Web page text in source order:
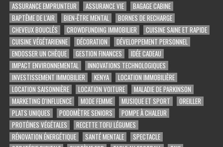
ASSURANCE EMPRUNTEUR
ASSURANCE VIE
BAGAGE CABINE
BAPTÊME DE L'AIR
BIEN-ÊTRE MENTAL
BORNES DE RECHARGE
CHEVEUX BOUCLÉS
CROWDFUNDING IMMOBILIER
CUISINE SAINE ET RAPIDE
CUISINE VÉGÉTARIENNE
DÉCORATION
DÉVELOPPEMENT PERSONNEL
ENDOSSER UN CHÈQUE
GESTION FINANCES
IDÉE CADEAU
IMPACT ENVIRONNEMENTAL
INNOVATIONS TECHNOLOGIQUES
INVESTISSEMENT IMMOBILIER
KENYA
LOCATION IMMOBILIÈRE
LOCATION SAISONNIÈRE
LOCATION VOITURE
MALADIE DE PARKINSON
MARKETING D'INFLUENCE
MODE FEMME MUSIQUE ET SPORT
OREILLER
PLATS UNIQUES
PODOMÈTRE SENIORS
POMPE À CHALEUR
PROTÉINES VÉGÉTALES
RECETTE TOFU LÉGUMES
RÉNOVATION ÉNERGÉTIQUE
SANTÉ MENTALE
SPECTACLE